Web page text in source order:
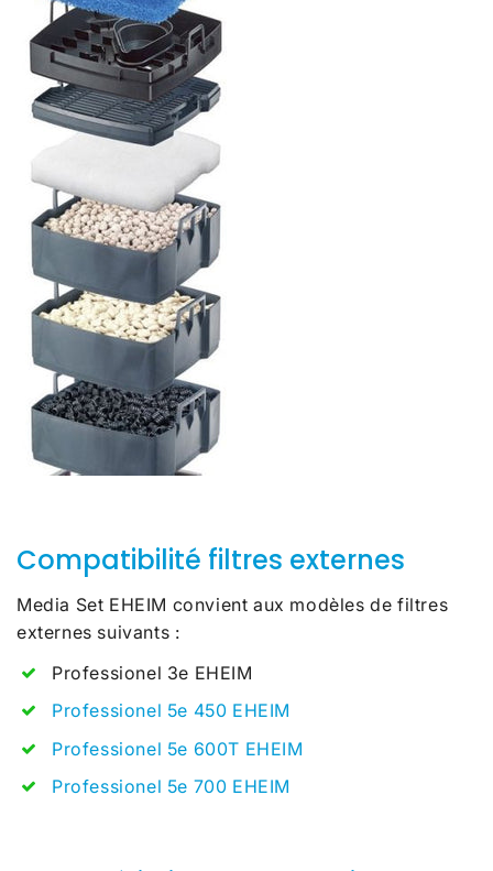
Compatibilité filtres externes
Media Set EHEIM convient aux modèles de filtres
externes suivants :
Professionel 3e EHEIM
Professionel 5e 450 EHEIM
Professionel 5e 600T EHEIM
Professionel 5e 700 EHEIM